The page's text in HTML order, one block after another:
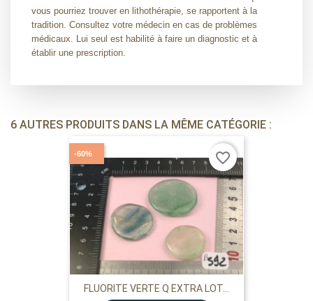
vous pourriez trouver en lithothérapie, se rapportent à la
tradition. Consultez votre médecin en cas de problèmes
médicaux. Lui seul est habilité à faire un diagnostic et à
établir une prescription.
6 AUTRES PRODUITS DANS LA MÊME CATÉGORIE :
FLUORITE VERTE Q EXTRA LOT...
-60% favorite_border